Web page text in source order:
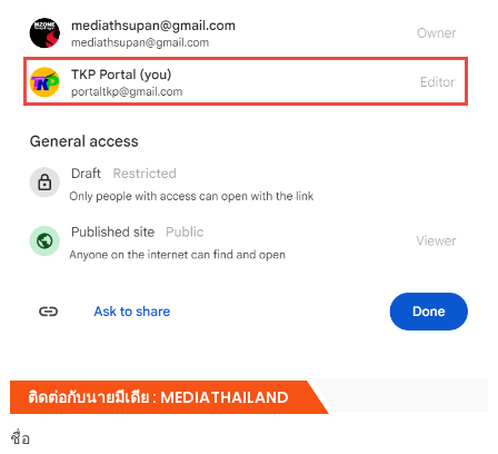
ติดต่อกับนายมีเดีย : MEDIATHAILAND
ชื่อ